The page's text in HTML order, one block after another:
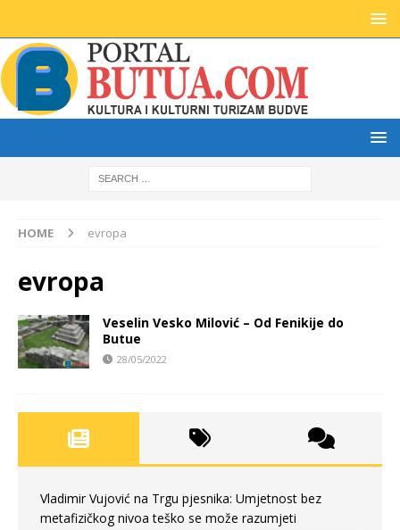
HOME evropa
evropa
Veselin Vesko Milović – Od Fenikije do
Butue
28/05/2022
Vladimir Vujović na Trgu pjesnika: Umjetnost bez
metafizičkog nivoa teško se može razumjeti